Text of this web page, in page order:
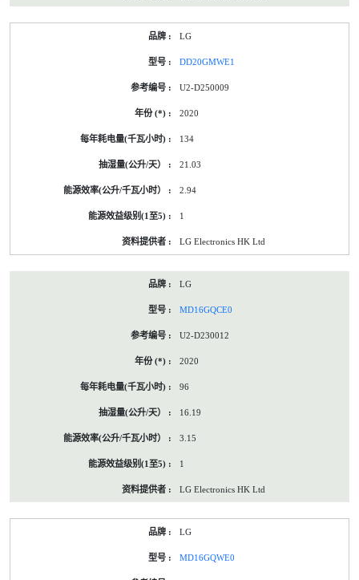
LG
DD20GMWE1
U2-D250009
2020
134
21.03
2.94
1
LG Electronics HK Ltd
LG
MD16GQCE0
U2-D230012
2020
96
16.19
3.15
1
LG Electronics HK Ltd
LG
MD16GQWE0